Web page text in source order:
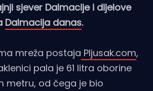
sjever Dalmacije i dijelove
Dalmacija danas.
mreža postaja Pljusak.com,
pala je 61 litra oborine
metru, od čega je bio